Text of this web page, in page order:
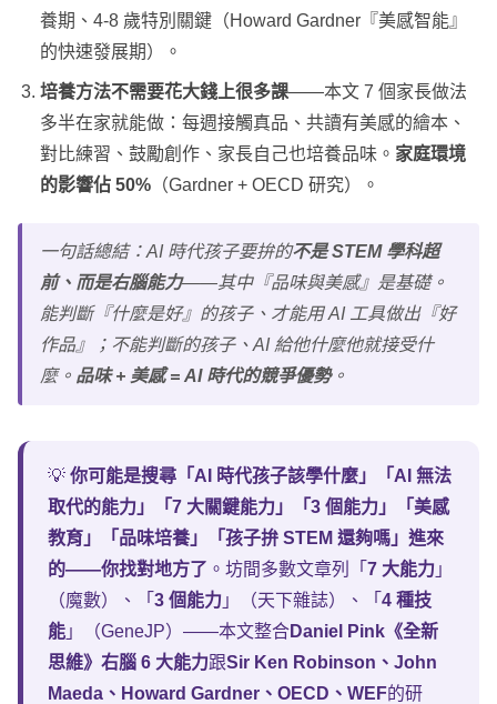
養期、4-8 歲特別關鍵（Howard Gardner『美感智能』
的快速發展期）。
培養方法不需要花大錢上很多課——本文 7 個家長做法
多半在家就能做：每週接觸真品、共讀有美感的繪本、
對比練習、鼓勵創作、家長自己也培養品味。 家庭環境
的影響佔 50% （Gardner + OECD 研究）。
一句話總結：AI 時代孩子要拚的不是 STEM 學科超
前、而是右腦能力——其中『品味與美感』是基礎。
能判斷『什麼是好』的孩子、才能用 AI 工具做出『好
作品』；不能判斷的孩子、AI 給他什麼他就接受什
麼。 品味 + 美感 = AI 時代的競爭優勢。
💡 你可能是搜尋「AI 時代孩子該學什麼」「AI 無法
取代的能力」「7 大關鍵能力」「3 個能力」「美感
教育」「品味培養」「孩子拚 STEM 還夠嗎」進來
的——你找對地方了 。坊間多數文章列「 7 大能力 」
（魔數）、「 3 個能力 」（天下雜誌）、「 4 種技
能 」（GeneJP）——本文整合Daniel Pink《全新
思維》右腦 6 大能力跟Sir Ken Robinson、John
Maeda、Howard Gardner、OECD、WEF的研